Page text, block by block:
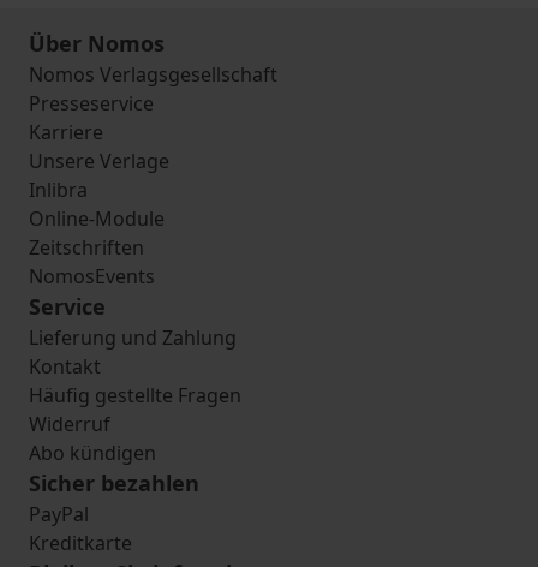
Über Nomos
Nomos Verlagsgesellschaft
Presseservice
Karriere
Unsere Verlage
Inlibra
Online-Module
Zeitschriften
NomosEvents
Service
Lieferung und Zahlung
Kontakt
Häufig gestellte Fragen
Widerruf
Abo kündigen
Sicher bezahlen
PayPal
Kreditkarte